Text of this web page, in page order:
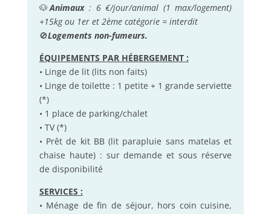
🐶Animaux : 6 €/jour/animal (1 max/logement)
+15kg ou 1er et 2ème catégorie = interdit
🚫Logements non-fumeurs.
ÉQUIPEMENTS PAR HÉBERGEMENT :
• Linge de lit (lits non faits)
• Linge de toilette : 1 petite + 1 grande serviette
(*)
• 1 place de parking/chalet
• TV (*)
• Prêt de kit BB (lit parapluie sans matelas et
chaise haute) : sur demande et sous réserve
de disponibilité
SERVICES :
• Ménage de fin de séjour, hors coin cuisine,